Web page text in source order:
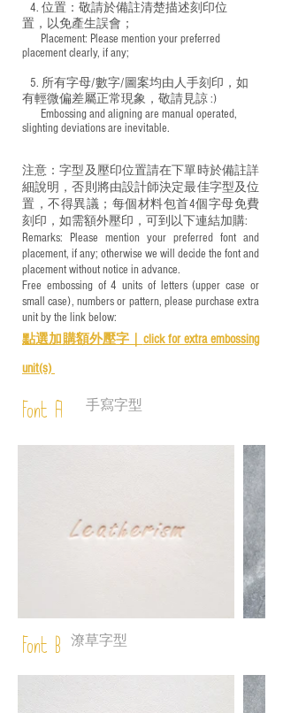
4. 位置：敬請於備註清楚描述刻印位
置，以免產生誤會；
​ Placement: Please mention your preferred
placement clearly, if any;
5. 所有字母/數字/圖案均由人手刻印，如
有輕微偏差屬正常現象，敬請見諒 :)
​ Embossing and aligning are manual operated,
slighting deviations are inevitable.
注意：字型及壓印位置請在下單時於備註詳
細說明，否則將由設計師決定最佳字型及位
置，不得異議；每個材料包首4個字母免費
刻印，如需額外壓印，可到以下連結加購:
Remarks: Please mention your preferred font and
placement, if any; otherwise we will decide the font and
placement without notice in advance.
Free embossing of 4 units of letters (upper case or
small case), numbers or pattern, please purchase extra
unit by the link below:
點選加購額外壓字｜ click for extra embossing
unit(s)
Font A 手寫字型
Font B 潦草字型